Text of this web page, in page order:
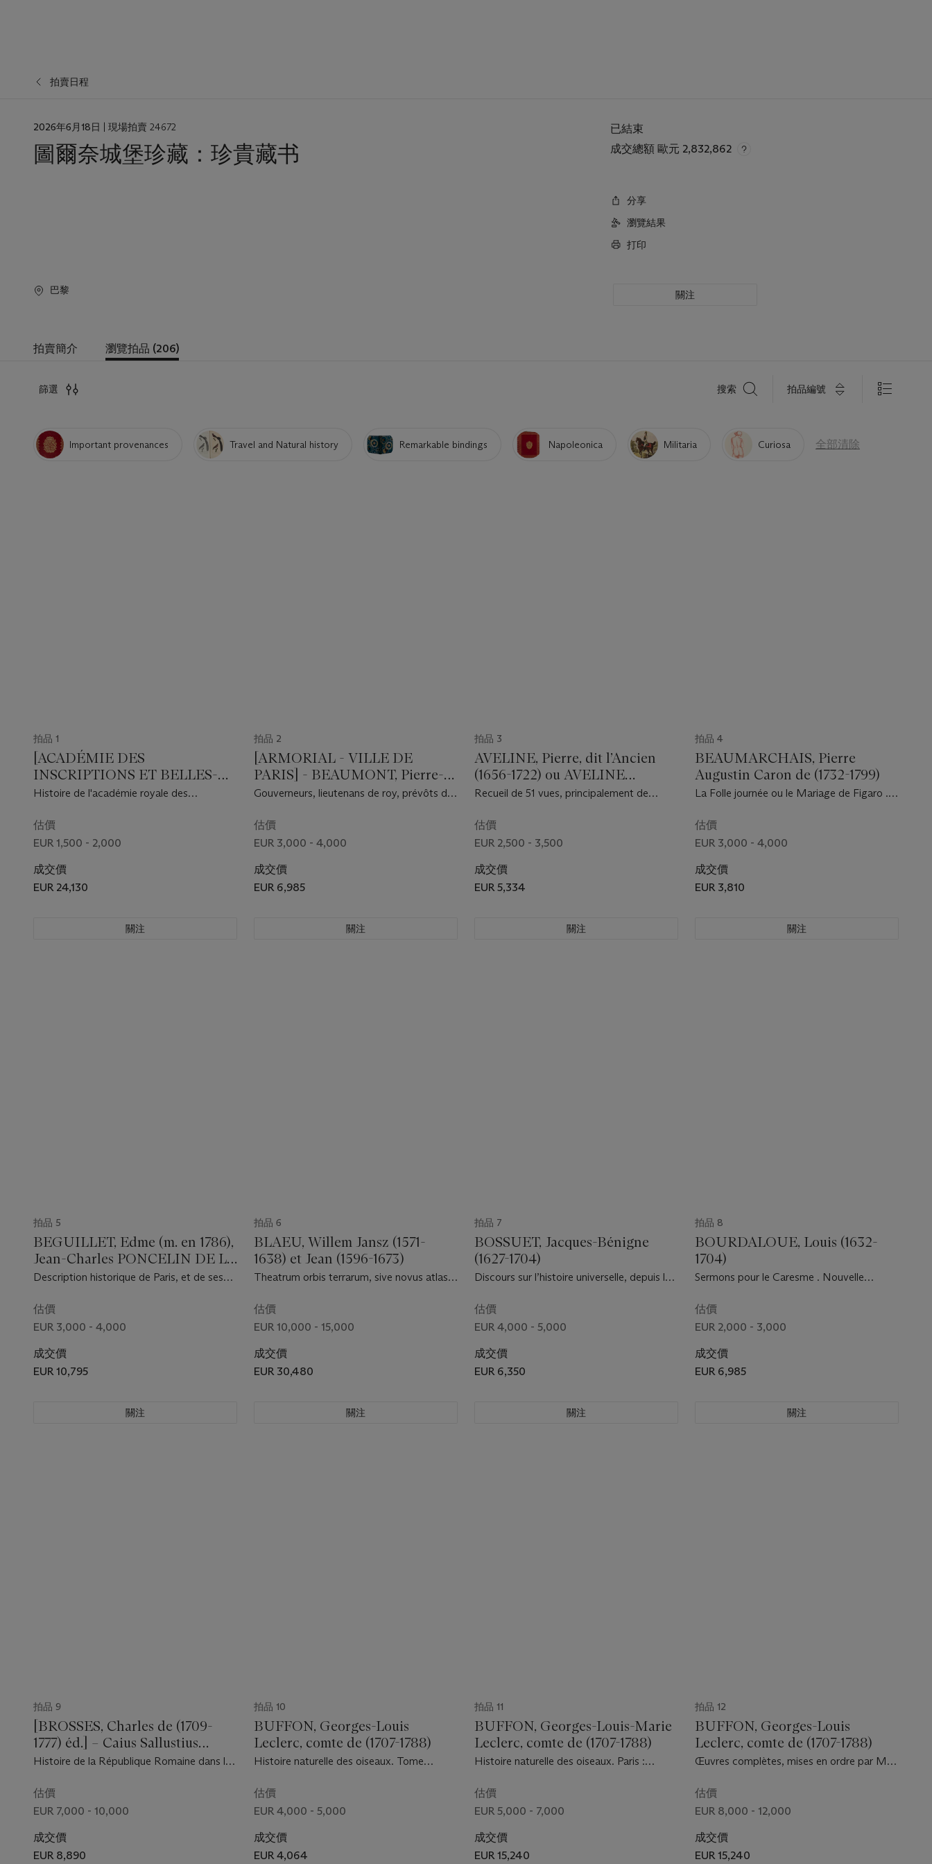
拍賣日程
日
2026年6月18日 | 現場拍賣 24672
圖爾奈城堡珍藏：珍貴藏书
巴黎
已結束
成交總額 歐元 2,832,862
分享
瀏覽結果
打印
關注
拍賣簡介 瀏覽拍品 (206)
篩選 搜索 拍品編號
Important provenances Travel and Natural history Remarkable bindings Napoleonica Militaria Curiosa 全部清除
拍品 1
[ACADÉMIE DES
INSCRIPTIONS ET BELLES-
LETTRES]
Histoire de l'académie royale des
Imprimerie royale, 1717-1764.
估價
EUR 1,500 - 2,000
成交價
EUR 24,130
關注
拍品 2
[ARMORIAL - VILLE DE
PARIS] - BEAUMONT, Pierre-
François (vers 1719-1769)
Gouverneurs, lieutenans de roy, prévôts des
du roy, greffiers, receveurs, conseillers et
quartiniers de la ville de Paris... Paris : s.n.,
估價
EUR 3,000 - 4,000
成交價
EUR 6,985
關注
拍品 3
AVELINE, Pierre, dit l’Ancien
(1656-1722) ou AVELINE
Antoine (1691-1743)
Recueil de 51 vues, principalement de
siècle.
估價
EUR 2,500 - 3,500
成交價
EUR 5,334
關注
拍品 4
BEAUMARCHAIS, Pierre
Augustin Caron de (1732-1799)
La Folle journée ou le Mariage de Figaro .
trouve à Paris chez Ruault, 1785.
估價
EUR 3,000 - 4,000
成交價
EUR 3,810
關注
拍品 5
BEGUILLET, Edme (m. en 1786),
Jean-Charles PONCELIN DE LA
ROCHE-TILHAC (1746-1828) et
(1731-vers 1800)
Description historique de Paris, et de ses
auteurs ; au bureau de la Bibliothèque de
France, et Dijon : Frantin, 1779-1781.
估價
EUR 3,000 - 4,000
成交價
EUR 10,795
關注
拍品 6
BLAEU, Willem Jansz (1571-
1638) et Jean (1596-1673)
Theatrum orbis terrarum, sive novus atlas.
Jean Blaeu, 1645.
估價
EUR 10,000 - 15,000
成交價
EUR 30,480
關注
拍品 7
BOSSUET, Jacques-Bénigne
(1627-1704)
Discours sur l’histoire universelle, depuis le
de Charlemagne. Paris : imprimerie de
Didot l’Aîné, 1784.
估價
EUR 4,000 - 5,000
成交價
EUR 6,350
關注
拍品 8
BOURDALOUE, Louis (1632-
1704)
Sermons pour le Caresme . Nouvelle
估價
EUR 2,000 - 3,000
成交價
EUR 6,985
關注
拍品 9
[BROSSES, Charles de (1709-
1777) éd.] – Caius Sallustius
Crispus, SALLUSTE (86 avant
Histoire de la République Romaine dans le
latin sur l’original .. . Dijon : L .N. Frantin,
1777.
估價
EUR 7,000 - 10,000
成交價
EUR 8,890
拍品 10
BUFFON, Georges-Louis
Leclerc, comte de (1707-1788)
Histoire naturelle des oiseaux. Tome
估價
EUR 4,000 - 5,000
成交價
EUR 4,064
拍品 11
BUFFON, Georges-Louis-Marie
Leclerc, comte de (1707-1788)
Histoire naturelle des oiseaux. Paris :
估價
EUR 5,000 - 7,000
成交價
EUR 15,240
拍品 12
BUFFON, Georges-Louis
Leclerc, comte de (1707-1788)
Œuvres complètes, mises en ordre par M.
1822.
估價
EUR 8,000 - 12,000
成交價
EUR 15,240